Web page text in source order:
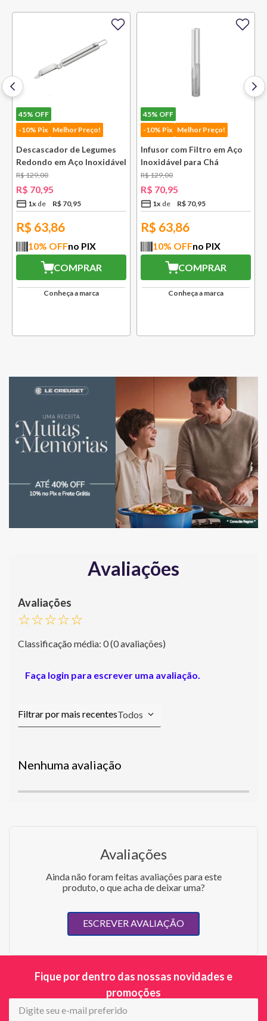
45% OFF
-10% Pix Melhor Preço!
Descascador de Legumes
Redondo em Aço Inoxidável
131 mm Bsf
R$129,00
R$ 70,95
1x R$ 70,95
R$ 63,86
10% OFFno PIX
COMPRAR
Conheça a marca
45% OFF
-10% Pix Melhor Preço!
Infusor com Filtro em Aço
Inoxidável para Chá
Lausanne Bsf
R$129,00
R$ 70,95
1x R$ 70,95
R$ 63,86
10% OFFno PIX
COMPRAR
Conheça a marca
Avaliações
☆☆☆☆☆
Classificação média: 0(0 avaliações)
Faça login para escrever uma avaliação.
Todos
Nenhuma avaliação
Avaliações
Ainda não foram feitas avaliações para este
produto, o que acha de deixar uma?
ESCREVER AVALIAÇÃO
Fique por dentro das nossas novidades e
promoções